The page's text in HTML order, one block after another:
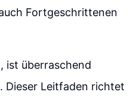
Fortgeschrittenen
ist überraschend
Dieser Leitfaden richtet